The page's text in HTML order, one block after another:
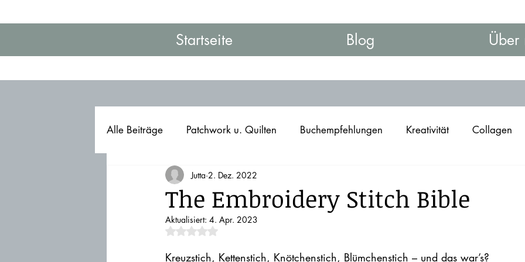
Startseite Blog Über
Alle Beiträge Patchwork u. Quilten Buchempfehlungen Kreativität Collagen
The Embroidery Stitch Bible
Jutta 2. Dez. 2022
Aktualisiert: 4. Apr. 2023
Mit NaN von 5 Sternen bewertet.
Kreuzstich, Kettenstich, Knötchenstich, Blümchenstich – und das war’s?